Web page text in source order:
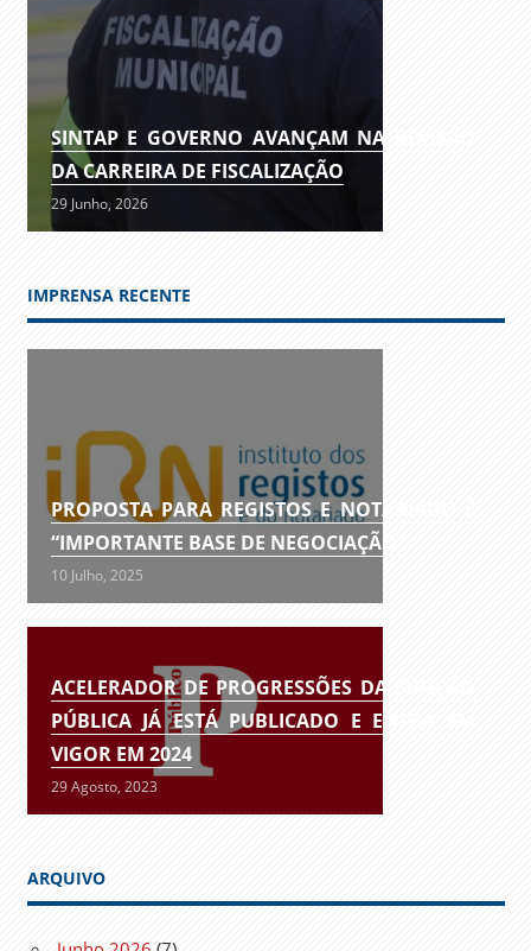
SINTAP E GOVERNO AVANÇAM NA REVISÃO
DA CARREIRA DE FISCALIZAÇÃO
29 Junho, 2026
IMPRENSA RECENTE
PROPOSTA PARA REGISTOS E NOTARIADO É
“IMPORTANTE BASE DE NEGOCIAÇÃO”
10 Julho, 2025
ACELERADOR DE PROGRESSÕES DA FUNÇÃO
PÚBLICA JÁ ESTÁ PUBLICADO E ENTRA EM
VIGOR EM 2024
29 Agosto, 2023
ARQUIVO